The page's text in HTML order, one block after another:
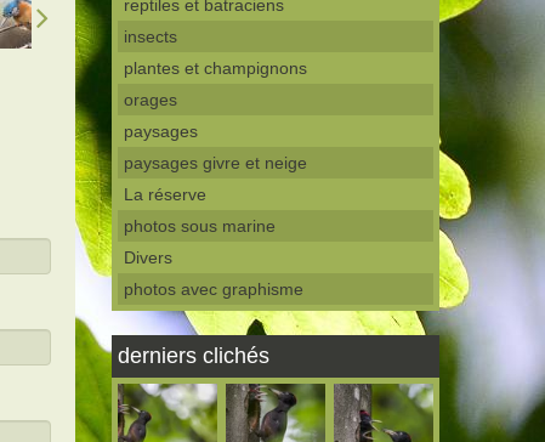
reptiles et batraciens
insects
plantes et champignons
orages
paysages
paysages givre et neige
La réserve
photos sous marine
Divers
photos avec graphisme
derniers clichés